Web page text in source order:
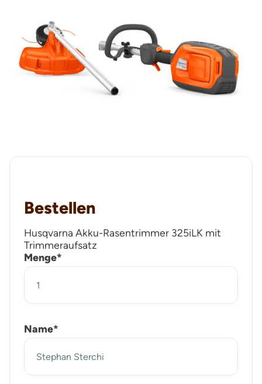
Bestellen
Husqvarna Akku-Rasentrimmer 325iLK mit
Trimmeraufsatz
Menge*
Name*